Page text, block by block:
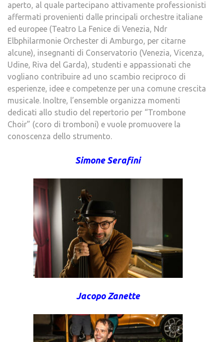
aperto, al quale partecipano attivamente professionisti
affermati provenienti dalle principali orchestre italiane
ed europee (Teatro La Fenice di Venezia, Ndr
Elbphilarmonie Orchester di Amburgo, per citarne
alcune), insegnanti di Conservatorio (Venezia, Vicenza,
Udine, Riva del Garda), studenti e appassionati che
vogliano contribuire ad uno scambio reciproco di
esperienze, idee e competenze per una comune crescita
musicale. Inoltre, l’ensemble organizza momenti
dedicati allo studio del repertorio per “Trombone
Choir” (coro di tromboni) e vuole promuovere la
conoscenza dello strumento.
Simone Serafini
Jacopo Zanette